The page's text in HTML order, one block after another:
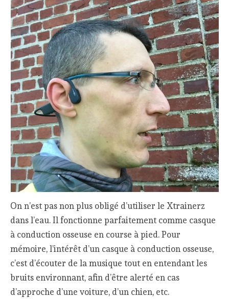
On n’est pas non plus obligé d’utiliser le Xtrainerz
dans l’eau. Il fonctionne parfaitement comme casque
à conduction osseuse en course à pied. Pour
mémoire, l’intérêt d’un casque à conduction osseuse,
c’est d’écouter de la musique tout en entendant les
bruits environnant, afin d’être alerté en cas
d’approche d’une voiture, d’un chien, etc.